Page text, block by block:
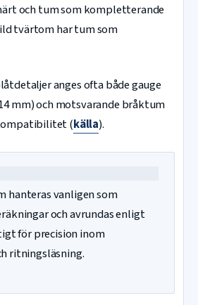
och tum som kompletterande
tvärtom har tum som
anges ofta både gauge
mm) och motsvarande bråktum
(källa).
hanteras vanligen som
och avrundas enligt
för precision inom
ritningsläsning.